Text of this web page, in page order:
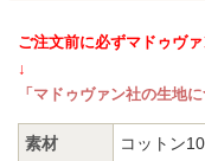
ご注文前に必ずマドゥヴ
↓
「マドゥヴァン社の生地
素材 コットン